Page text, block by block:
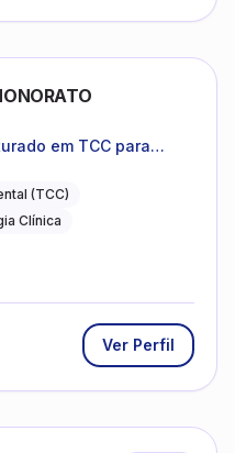
em TCC para
(TCC)
Clínica
Ver Perfil